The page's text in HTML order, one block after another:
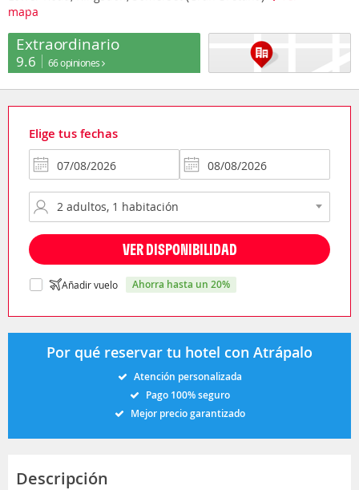
mapa
Extraordinario
9.6 66 opiniones
Elige tus fechas
VER DISPONIBILIDAD
Añadir vuelo ahorra hasta un 20%
Por qué reservar tu hotel con Atrápalo
Atención personalizada
Pago 100% seguro
Mejor precio garantizado
Descripción